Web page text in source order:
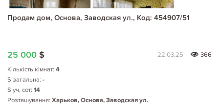
Продам дом, Основа, Заводская ул., Код: 454907/51
25 000 $ 22.03.25
366
Кількість кімнат: 4
S загальна: -
S уч, сот: 14
Розташування: Харьков, Основа, Заводская ул.